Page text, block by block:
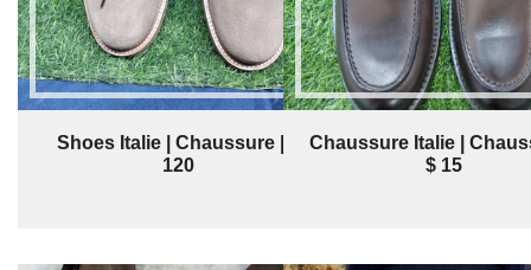
Shoes Italie | Chaussure | $
120
Chaussure Italie |
$ 15